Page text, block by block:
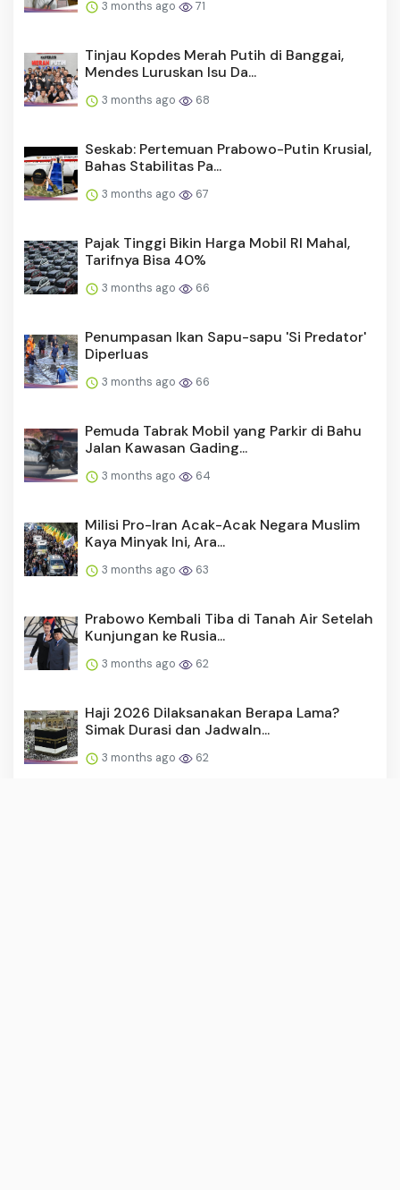
3 months ago 71
Tinjau Kopdes Merah Putih di Banggai,
Mendes Luruskan Isu Da...
3 months ago 68
Seskab: Pertemuan Prabowo-Putin Krusial,
Bahas Stabilitas Pa...
3 months ago 67
Pajak Tinggi Bikin Harga Mobil RI Mahal,
Tarifnya Bisa 40%
3 months ago 66
Penumpasan Ikan Sapu-sapu 'Si Predator'
Diperluas
3 months ago 66
Pemuda Tabrak Mobil yang Parkir di Bahu
Jalan Kawasan Gading...
3 months ago 64
Milisi Pro-Iran Acak-Acak Negara Muslim
Kaya Minyak Ini, Ara...
3 months ago 63
Prabowo Kembali Tiba di Tanah Air Setelah
Kunjungan ke Rusia...
3 months ago 62
Haji 2026 Dilaksanakan Berapa Lama?
Simak Durasi dan Jadwaln...
3 months ago 62